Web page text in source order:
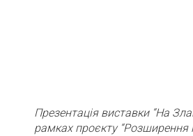
Презентація виставки “На
рамках проєкту